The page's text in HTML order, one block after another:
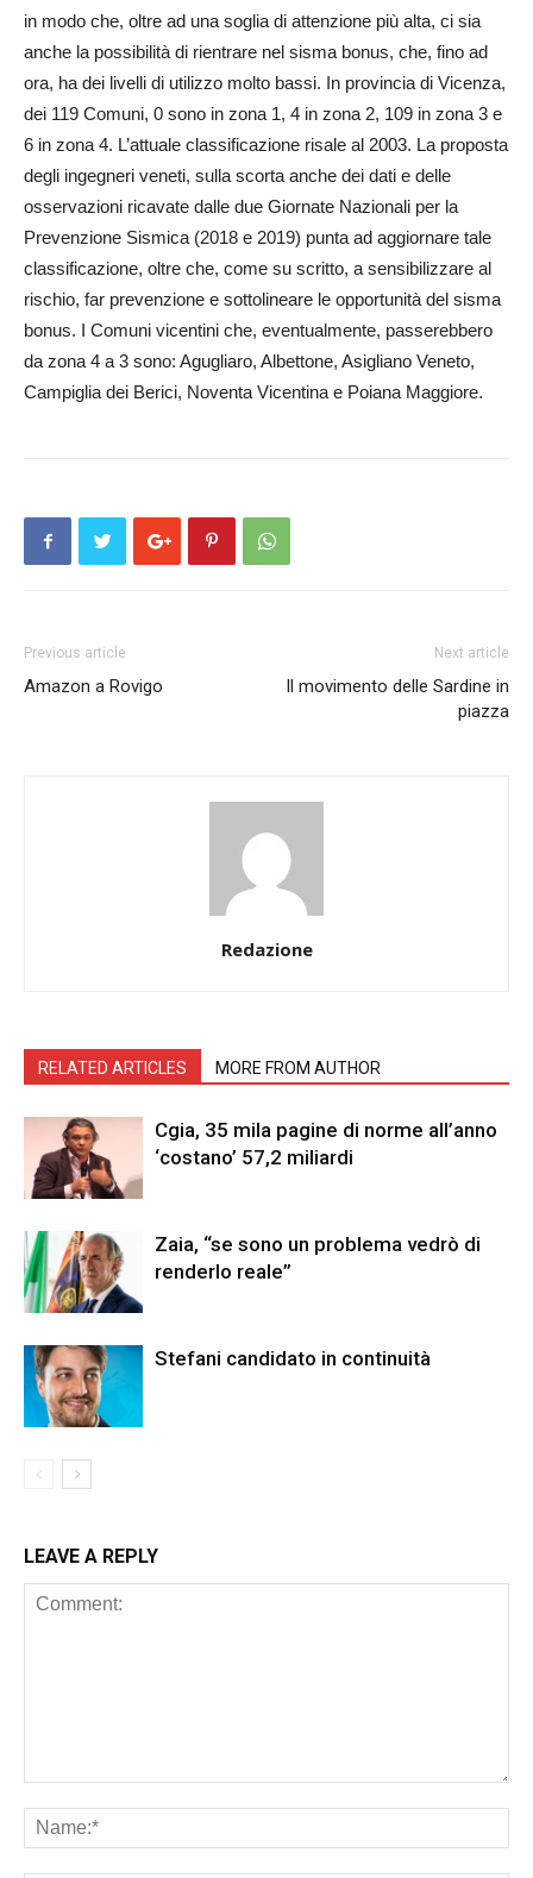
in modo che, oltre ad una soglia di attenzione più alta, ci sia
anche la possibilità di rientrare nel sisma bonus, che, fino ad
ora, ha dei livelli di utilizzo molto bassi. In provincia di Vicenza,
dei 119 Comuni, 0 sono in zona 1, 4 in zona 2, 109 in zona 3 e
6 in zona 4. L’attuale classificazione risale al 2003. La proposta
degli ingegneri veneti, sulla scorta anche dei dati e delle
osservazioni ricavate dalle due Giornate Nazionali per la
Prevenzione Sismica (2018 e 2019) punta ad aggiornare tale
classificazione, oltre che, come su scritto, a sensibilizzare al
rischio, far prevenzione e sottolineare le opportunità del sisma
bonus. I Comuni vicentini che, eventualmente, passerebbero
da zona 4 a 3 sono: Agugliaro, Albettone, Asigliano Veneto,
Campiglia dei Berici, Noventa Vicentina e Poiana Maggiore.
Previous article
Amazon a Rovigo
Next article
Il movimento delle Sardine in
piazza
Redazione
RELATED ARTICLES MORE FROM AUTHOR
Cgia, 35 mila pagine di norme all’anno
‘costano’ 57,2 miliardi
Zaia, “se sono un problema vedrò di
renderlo reale”
Stefani candidato in continuità
LEAVE A REPLY